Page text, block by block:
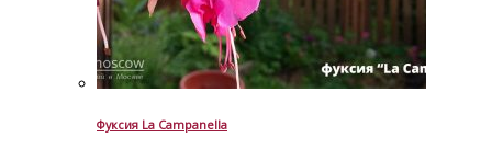
Фуксия La Campanella